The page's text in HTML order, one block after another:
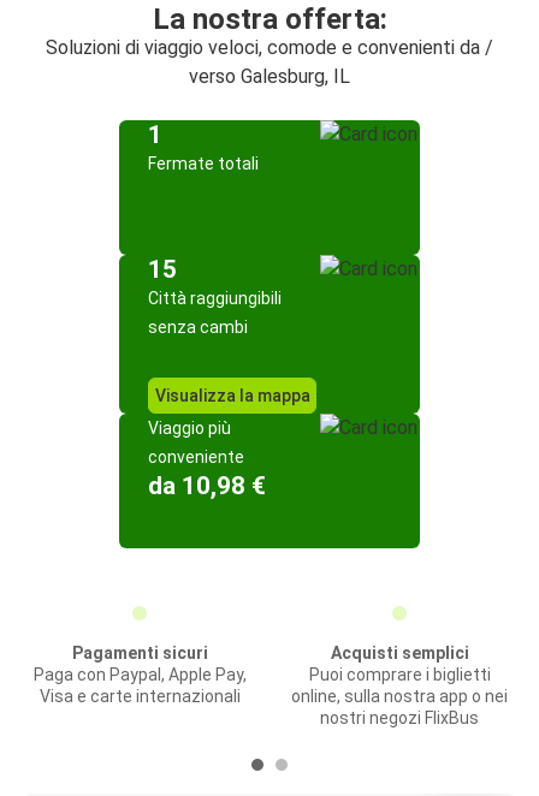
La nostra offerta:
Soluzioni di viaggio veloci, comode e convenienti da /
verso Galesburg, IL
1
Fermate totali
15
Città raggiungibili
senza cambi
Visualizza la mappa
Viaggio più
conveniente
da 10,98 €
Pagamenti sicuri
Paga con Paypal, Apple Pay,
Visa e carte internazionali
Acquisti semplici
Puoi comprare i biglietti
online, sulla nostra app o nei
nostri negozi FlixBus